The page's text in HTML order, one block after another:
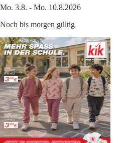
Mo. 3.8. - Mo. 10.8.2026
Noch bis morgen gültig